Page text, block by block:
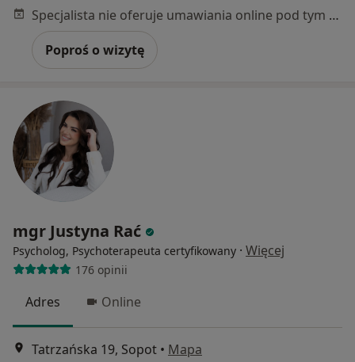
Specjalista nie oferuje umawiania online pod tym adresem.
Poproś o wizytę
mgr Justyna Rać
Psycholog, Psychoterapeuta certyfikowany · Więcej
176 opinii
Adres Online
Tatrzańska 19, Sopot • Mapa